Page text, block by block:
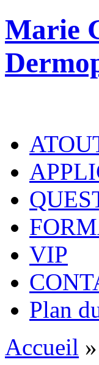
Marie
VIP
Plan
Accueil »